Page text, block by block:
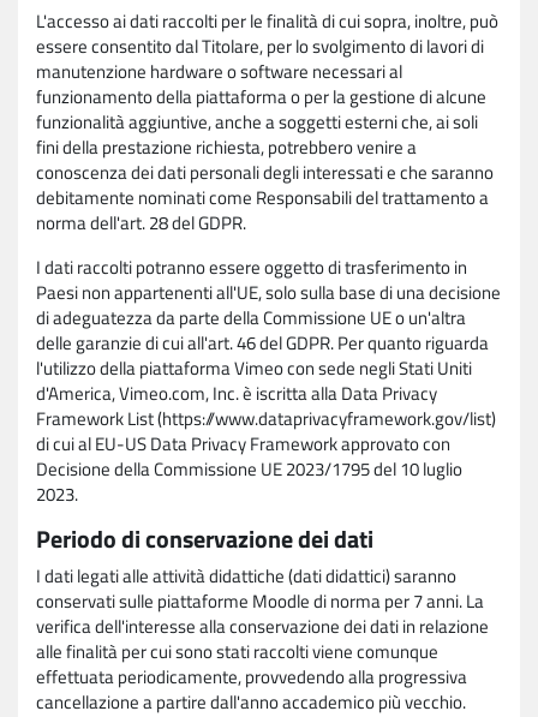
L'accesso ai dati raccolti per le finalità di cui sopra, inoltre, può
essere consentito dal Titolare, per lo svolgimento di lavori di
manutenzione hardware o software necessari al
funzionamento della piattaforma o per la gestione di alcune
funzionalità aggiuntive, anche a soggetti esterni che, ai soli
fini della prestazione richiesta, potrebbero venire a
conoscenza dei dati personali degli interessati e che saranno
debitamente nominati come Responsabili del trattamento a
norma dell'art. 28 del GDPR.
I dati raccolti potranno essere oggetto di trasferimento in
Paesi non appartenenti all'UE, solo sulla base di una decisione
di adeguatezza da parte della Commissione UE o un'altra
delle garanzie di cui all'art. 46 del GDPR. Per quanto riguarda
l'utilizzo della piattaforma Vimeo con sede negli Stati Uniti
d'America, Vimeo.com, Inc. è iscritta alla Data Privacy
Framework List (https://www.dataprivacyframework.gov/list)
di cui al EU-US Data Privacy Framework approvato con
Decisione della Commissione UE 2023/1795 del 10 luglio
2023.
Periodo di conservazione dei dati
I dati legati alle attività didattiche (dati didattici) saranno
conservati sulle piattaforme Moodle di norma per 7 anni. La
verifica dell'interesse alla conservazione dei dati in relazione
alle finalità per cui sono stati raccolti viene comunque
effettuata periodicamente, provvedendo alla progressiva
cancellazione a partire dall'anno accademico più vecchio.